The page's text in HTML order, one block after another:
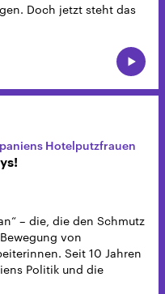
Doch jetzt steht das
Hotelputzfrauen
– die, die den Schmutz
von
Seit 10 Jahren
Politik und die